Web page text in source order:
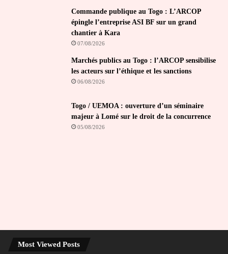
Commande publique au Togo : L’ARCOP
épingle l’entreprise ASI BF sur un grand
chantier à Kara
07/08/2026
Marchés publics au Togo : l’ARCOP sensibilise
les acteurs sur l’éthique et les sanctions
06/08/2026
Togo / UEMOA : ouverture d’un séminaire
majeur à Lomé sur le droit de la concurrence
05/08/2026
Most Viewed Posts